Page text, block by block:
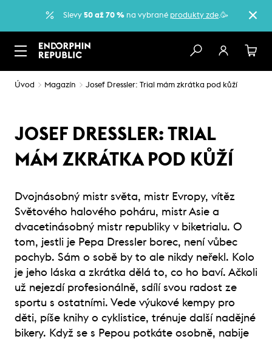
Slevy 50 až 70 % na vybrané produkty zde.🥳
Úvod Magazín Josef Dressler: Trial mám zkrátka pod kůží
JOSEF DRESSLER: TRIAL
MÁM ZKRÁTKA POD KŮŽÍ
Dvojnásobný mistr světa, mistr Evropy, vítěz
Světového halového poháru, mistr Asie a
dvacetinásobný mistr republiky v biketrialu. O
tom, jestli je Pepa Dressler borec, není vůbec
pochyb. Sám o sobě by to ale nikdy neřekl. Kolo
je jeho láska a zkrátka dělá to, co ho baví. Ačkoli
už nejezdí profesionálně, sdílí svou radost ze
sportu s ostatními. Vede výukové kempy pro
děti, píše knihy o cyklistice, trénuje další nadějné
bikery. Když se s Pepou potkáte osobně, nabije